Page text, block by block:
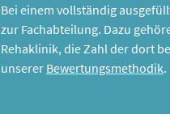
Bei einem vollständig
zur Fachabteilung. Dazu
Rehaklinik, die Zahl der dort
unserer Bewertungsmethodik.